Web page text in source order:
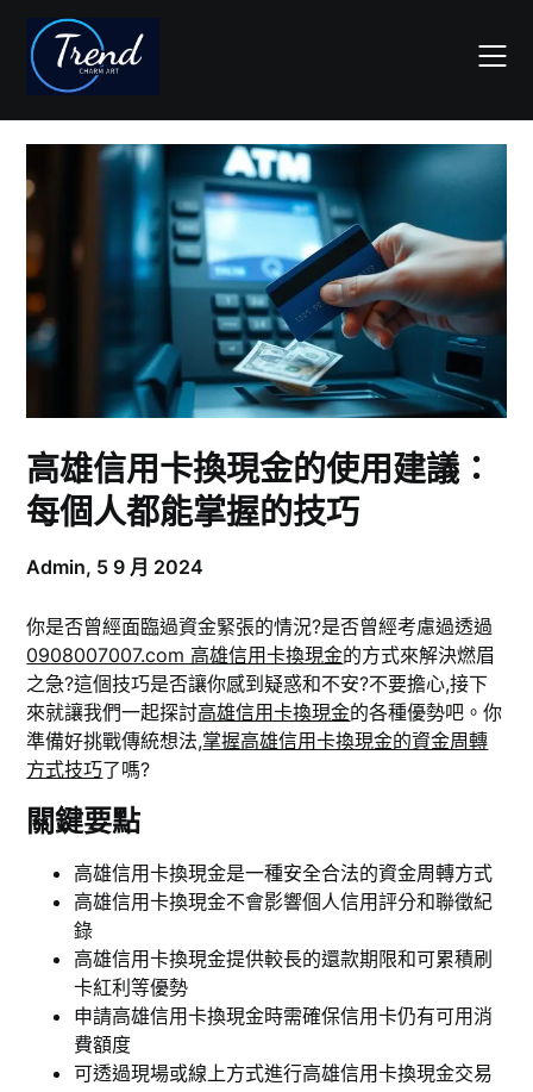
content
高雄信用卡換現金的使用建議：
每個人都能掌握的技巧
Admin, 5 9 月 2024
你是否曾經面臨過資金緊張的情況?是否曾經考慮過透過
0908007007.com 高雄信用卡換現金的方式來解決燃眉
之急?這個技巧是否讓你感到疑惑和不安?不要擔心,接下
來就讓我們一起探討高雄信用卡換現金的各種優勢吧。你
準備好挑戰傳統想法,掌握高雄信用卡換現金的資金周轉
方式技巧了嗎?
關鍵要點
高雄信用卡換現金是一種安全合法的資金周轉方式
高雄信用卡換現金不會影響個人信用評分和聯徵紀
錄
高雄信用卡換現金提供較長的還款期限和可累積刷
卡紅利等優勢
申請高雄信用卡換現金時需確保信用卡仍有可用消
費額度
可透過現場或線上方式進行高雄信用卡換現金交易